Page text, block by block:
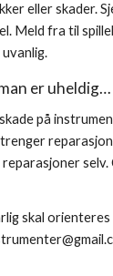
eller skader.
Meld fra til
er uheldig…
på
skal orienteres